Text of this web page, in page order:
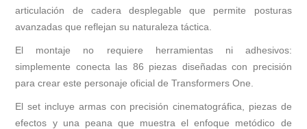
articulación de cadera desplegable que permite posturas
avanzadas que reflejan su naturaleza táctica.
El montaje no requiere herramientas ni adhesivos:
simplemente conecta las 86 piezas diseñadas con precisión
para crear este personaje oficial de Transformers One.
El set incluye armas con precisión cinematográfica, piezas de
efectos y una peana que muestra el enfoque metódico de